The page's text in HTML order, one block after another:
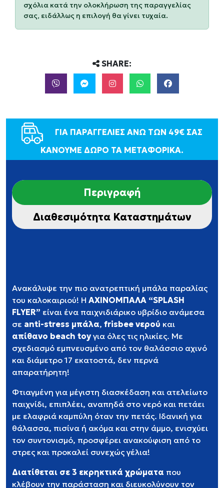
σχόλια κατά την ολοκλήρωση της παραγγελίας
σας, ειδάλλως η επιλογή θα γίνει τυχαία.
SHARE:
ΓΙΑ ΠΑΡΑΓΓΕΛΙΕΣ ΑΝΩ ΤΩΝ 49€ ΣΑΣ
ΚΑΝΟΥΜΕ ΔΩΡΟ ΤΑ ΜΕΤΑΦΟΡΙΚΑ.
Περιγραφή
Διαθεσιμότητα Καταστημάτων
Ανακάλυψε την πιο ανατρεπτική μπάλα παραλίας
του καλοκαιριού! Η ΑΧΙΝΟΜΠΑΛΑ “SPLASH
FLYER” είναι ένα παιχνιδιάρικο υβρίδιο ανάμεσα
σε anti-stress μπάλα, frisbee νερού και
απίθανο beach toyγια όλες τις ηλικίες. Με
σχεδιασμό εμπνευσμένο από τον θαλάσσιο αχινό
και διάμετρο 17 εκατοστά, δεν περνά
απαρατήρητη!
Φτιαγμένη για μέγιστη διασκέδαση και ατελείωτο
παιχνίδι, επιπλέει, αναπηδά στο νερό και πετάει
με ελαφριά καμπύλη όταν την πετάς. Ιδανική για
θάλασσα, πισίνα ή ακόμα και στην άμμο, ενισχύει
τον συντονισμό, προσφέρει ανακούφιση από το
στρες και προκαλεί συνεχώς γέλια!
Διατίθεται σε 3 εκρηκτικά χρώματα που
κλέβουν την παράσταση και διευκολύνουν τον